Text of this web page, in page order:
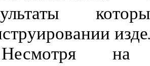
Несмотря на